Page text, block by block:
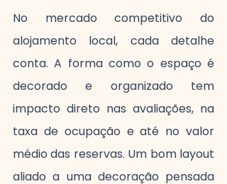
No mercado competitivo do
alojamento local, cada detalhe
conta. A forma como o espaço é
decorado e organizado tem
impacto direto nas avaliações, na
taxa de ocupação e até no valor
médio das reservas. Um bom layout
aliado a uma decoração pensada